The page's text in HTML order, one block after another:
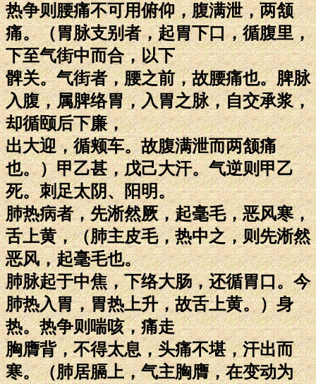
热争则腰痛不可用俯仰，腹满泄，两颔
痛。（胃脉支别者，起胃下口，循腹里，
下至气街中而合，以下
髀关。气街者，腰之前，故腰痛也。脾脉
入腹，属脾络胃，入胃之脉，自交承浆，
却循颐后下廉，
出大迎，循颊车。故腹满泄而两颔痛
也。）甲乙甚，戊己大汗。气逆则甲乙
死。刺足太阴、阳明。
肺热病者，先淅然厥，起毫毛，恶风寒，
舌上黄，（肺主皮毛，热中之，则先淅然
恶风，起毫毛也。
肺脉起于中焦，下络大肠，还循胃口。今
肺热入胃，胃热上升，故舌上黄。）身
热。热争则喘咳，痛走
胸膺背，不得太息，头痛不堪，汗出而
寒。（肺居膈上，气主胸膺，在变动为